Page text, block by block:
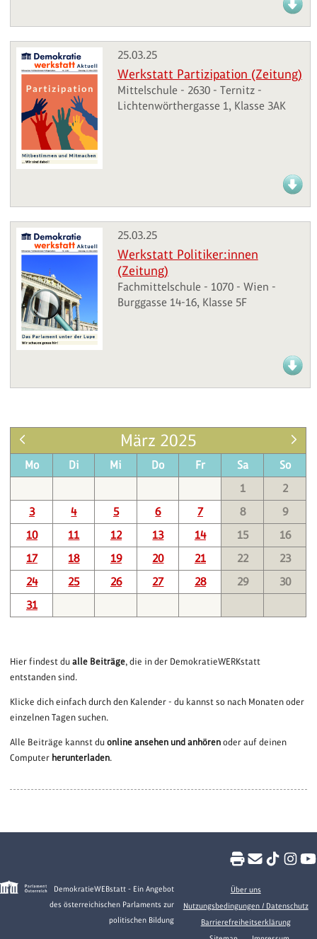
25.03.25
Werkstatt Partizipation (Zeitung)
Mittelschule - 2630 - Ternitz -
Lichtenwörthergasse 1, Klasse 3AK
25.03.25
Werkstatt Politiker:innen
(Zeitung)
Fachmittelschule - 1070 - Wien -
Burggasse 14-16, Klasse 5F
März 2025
Mo Di Mi Do Fr Sa
So
1
2
3
4 5 6 7 8
9
10
11 12 13 14 15
16
17
18 19 20 21 22
23
24
25 26 27 28 29
30
31
Hier findest dualle Beiträge, die in der DemokratieWERKstatt
entstanden sind.
Klicke dich einfach durch den Kalender - du kannst so nach Monaten oder
einzelnen Tagen suchen.
Alle Beiträge kannst duonline ansehen und anhören oder auf deinen
Computer herunterladen.
DemokratieWEBstatt - Ein Angebot
des österreichischen Parlaments zur
politischen Bildung
Über uns
Nutzungsbedingungen / Datenschutz
Barrierefreiheitserklärung